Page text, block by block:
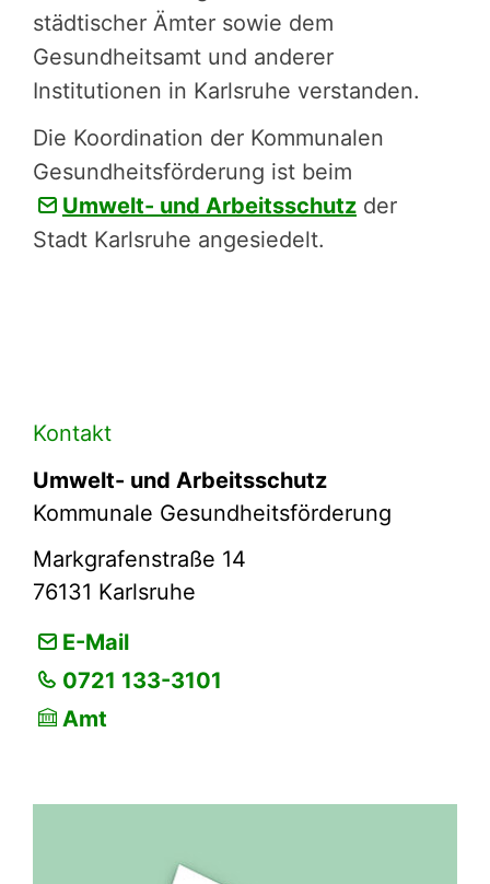
städtischer Ämter sowie dem
Gesundheitsamt und anderer
Institutionen in Karlsruhe verstanden.
Die Koordi­na­tion der Kommunalen
Gesundheitsförderung ist beim
Umwelt- und Arbeits­­­schutz der
Stadt Karlsruhe angesie­­­delt.
Kontakt
Umwelt- und Arbeitsschutz
Kommunale Gesundheitsförderung
Markgrafenstraße 14
76131 Karlsruhe
E-Mail
0721 133-3101
Amt